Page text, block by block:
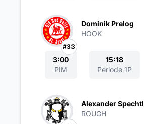
#33
Dominik Prelog
HOOK
3:00
PIM
15:18
Periode 1P
Alexander Spechtl
ROUGH